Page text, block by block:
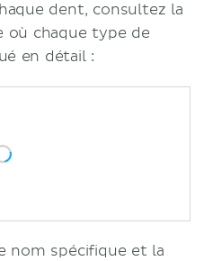
dent, consultez la
où chaque type de
en détail :
nom spécifique et la